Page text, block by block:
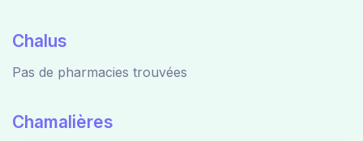
Chalus
Pas de pharmacies trouvées
Chamalières